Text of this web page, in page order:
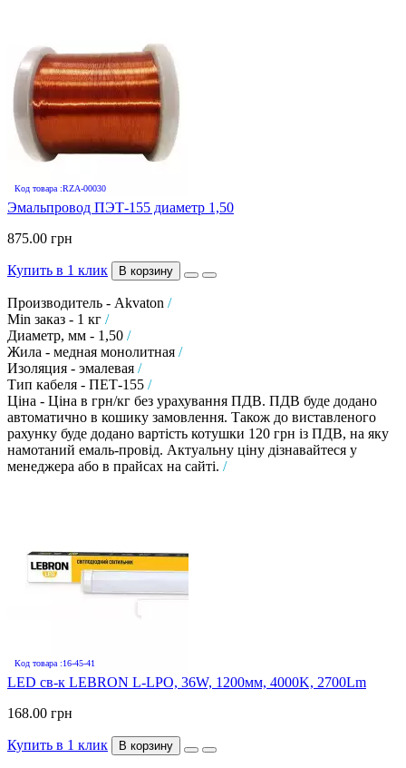
Код товара :RZA-00030
Эмальпровод ПЭТ-155 диаметр 1,50
875.00 грн
Купить в 1 клик В корзину
Производитель - Akvaton /
Min заказ - 1 кг /
Диаметр, мм - 1,50 /
Жила - медная монолитная /
Изоляция - эмалевая /
Тип кабеля - ПЕТ-155 /
Ціна - Ціна в грн/кг без урахування ПДВ. ПДВ буде додано
автоматично в кошику замовлення. Також до виставленого
рахунку буде додано вартість котушки 120 грн із ПДВ, на яку
намотаний емаль-провід. Актуальну ціну дізнавайтеся у
менеджера або в прайсах на сайті. /
Код товара :16-45-41
LED св-к LEBRON L-LPO, 36W, 1200мм, 4000K, 2700Lm
168.00 грн
Купить в 1 клик В корзину